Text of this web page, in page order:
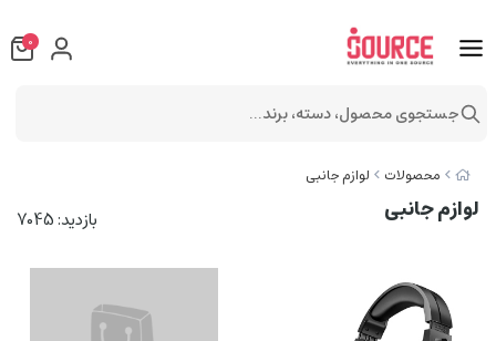
محصولات لوازم جانبی
لوازم جانبی بازدید: 7045
0
جستجوی محصول، دسته، برند...